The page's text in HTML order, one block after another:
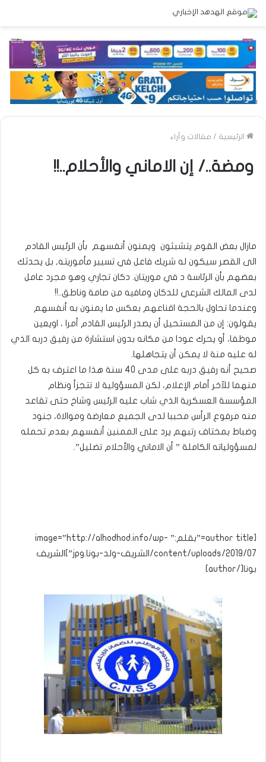
الرئيسية / مقالات وآراء
ومضة../ إن الاماني والأحلام..!!
مازال بعض القوم يتشبثون ويمنون أنفسهم بأن الرئيس القادم
الى القصر سيكون له شريك فاعل في تسيير مأموريته, بل يحدثك
بعضهم بأن الرئاسة د في موريتان. دكان تجاري وهو مجرد عامل
لدى المالك الشرعي للدكان ومافيه من صامة وناطق..!!
وعندما تحاول بالحجة اقناعهم بعكس ما يمنون به أنفسهم
يقولون: إن من المستحيل أن يصدر الرئيس القادم أمرا ، اويعين
موظفا، أو يحرك عودا من مكانه بدون استشارة من رفيق دربه الذي
له عليه منة لا يمكن أن يتجاهلها.
صحيح أنه رفيق دربه على مدى 40 سنة هذا ما اعترف به كل
منهما للآخر أمام الإعلام، لكن المسؤولية لا تتجزأ ونظام
المؤسسة العسكرية الذي شاب عليه الرئيس وشاخ حتى تقاعد
منه مرفوع الرأس محببا لدى الجميع معارضة وموالاة، جنود
وضباط بمختاف رتبهم يرد على الممنين أنفسهم بعدم تحمله
لمسؤولياته الكاملة ” أن الاماني والأحلام تضليل”.
[author title=”بقلم:” image=”http://alhodhod.info/wp-
content/uploads/2019/07/الشريف-ولد-بونا.jpg”]الشريف
بونا[/author]